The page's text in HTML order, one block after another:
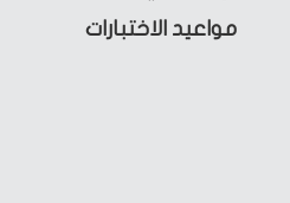
مواعيد الاختبارات